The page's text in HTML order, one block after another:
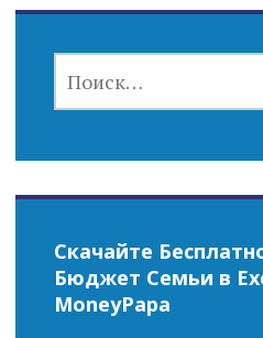
Скачайте
Бюджет Семьи в
MoneyPapa